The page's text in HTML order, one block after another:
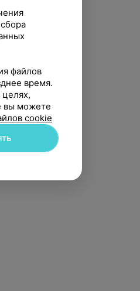
файлов
время.
вы можете
cookie